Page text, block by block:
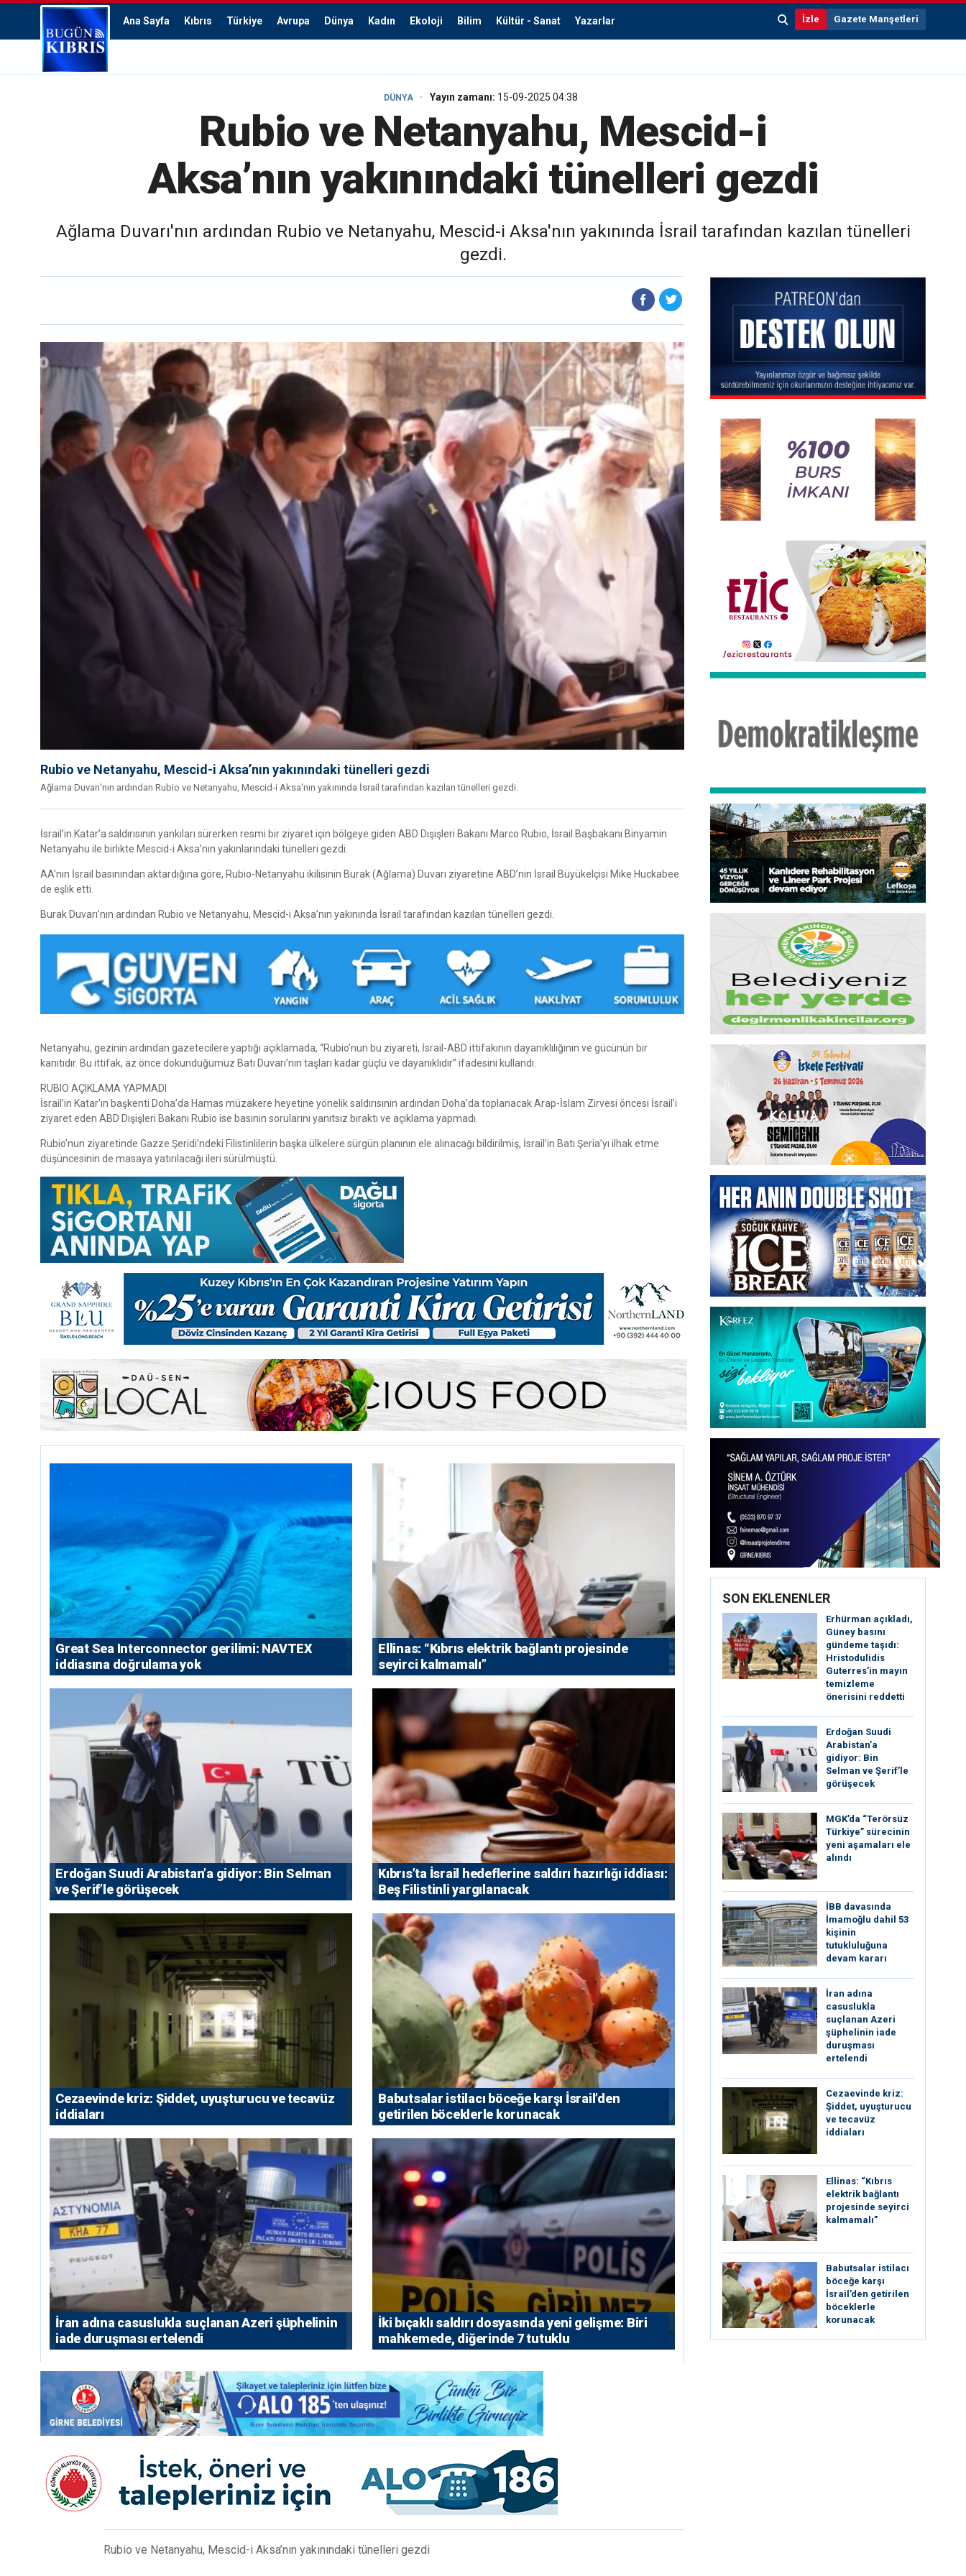
Ana Sayfa Kıbrıs Türkiye Avrupa Dünya Kadın Ekoloji Bilim Kültür - Sanat Yazarlar İzle Gazete Manşetleri
DÜNYA Yayın zamanı: 15-09-2025 04:38
Rubio ve Netanyahu, Mescid-i
Aksa’nın yakınındaki tünelleri gezdi
Ağlama Duvarı'nın ardından Rubio ve Netanyahu, Mescid-i Aksa'nın yakınında İsrail tarafından kazılan tünelleri
gezdi.
Rubio ve Netanyahu, Mescid-i Aksa’nın yakınındaki tünelleri gezdi
Ağlama Duvarı'nın ardından Rubio ve Netanyahu, Mescid-i Aksa'nın yakınında İsrail tarafından kazılan tünelleri gezdi.
İsrail’in Katar’a saldırısının yankıları sürerken resmi bir ziyaret için bölgeye giden ABD Dışişleri Bakanı Marco Rubio, İsrail Başbakanı Binyamin
Netanyahu ile birlikte Mescid-i Aksa’nın yakınlarındaki tünelleri gezdi.
AA’nın İsrail basınından aktardığına göre, Rubio-Netanyahu ikilisinin Burak (Ağlama) Duvarı ziyaretine ABD’nin İsrail Büyükelçisi Mike Huckabee
de eşlik etti.
Burak Duvarı’nın ardından Rubio ve Netanyahu, Mescid-i Aksa’nın yakınında İsrail tarafından kazılan tünelleri gezdi.
Netanyahu, gezinin ardından gazetecilere yaptığı açıklamada, “Rubio’nun bu ziyareti, İsrail-ABD ittifakının dayanıklılığının ve gücünün bir
kanıtıdır. Bu ittifak, az önce dokunduğumuz Batı Duvarı’nın taşları kadar güçlü ve dayanıklıdır” ifadesini kullandı.
RUBIO AÇIKLAMA YAPMADI
İsrail’in Katar’ın başkenti Doha’da Hamas müzakere heyetine yönelik saldırısının ardından Doha’da toplanacak Arap-İslam Zirvesi öncesi İsrail’i
ziyaret eden ABD Dışişleri Bakanı Rubio ise basının sorularını yanıtsız bıraktı ve açıklama yapmadı.
Rubio’nun ziyaretinde Gazze Şeridi’ndeki Filistinlilerin başka ülkelere sürgün planının ele alınacağı bildirilmiş, İsrail’in Batı Şeria’yı ilhak etme
düşüncesinin de masaya yatırılacağı ileri sürülmüştü.
Great Sea Interconnector gerilimi: NAVTEX
iddiasına doğrulama yok
Ellinas: “Kıbrıs elektrik bağlantı projesinde
seyirci kalmamalı”
Erdoğan Suudi Arabistan’a gidiyor: Bin Selman
ve Şerif’le görüşecek
Kıbrıs’ta İsrail hedeflerine saldırı hazırlığı iddiası:
Beş Filistinli yargılanacak
Cezaevinde kriz: Şiddet, uyuşturucu ve tecavüz
iddiaları
Babutsalar istilacı böceğe karşı İsrail’den
getirilen böceklerle korunacak
İran adına casuslukla suçlanan Azeri şüphelinin
iade duruşması ertelendi
İki bıçaklı saldırı dosyasında yeni gelişme: Biri
mahkemede, diğerinde 7 tutuklu
Rubio ve Netanyahu, Mescid-i Aksa’nın yakınındaki tünelleri gezdi
SON EKLENENLER
Erhürman açıkladı,
Güney basını
gündeme taşıdı:
Hristodulidis
Guterres’in mayın
temizleme
önerisini reddetti
Erdoğan Suudi
Arabistan’a
gidiyor: Bin
Selman ve Şerif’le
görüşecek
MGK’da “Terörsüz
Türkiye” sürecinin
yeni aşamaları ele
alındı
İBB davasında
İmamoğlu dahil 53
kişinin
tutukluluğuna
devam kararı
İran adına
casuslukla
suçlanan Azeri
şüphelinin iade
duruşması
ertelendi
Cezaevinde kriz:
Şiddet, uyuşturucu
ve tecavüz
iddiaları
Ellinas: “Kıbrıs
elektrik bağlantı
projesinde seyirci
kalmamalı”
Babutsalar istilacı
böceğe karşı
İsrail’den getirilen
böceklerle
korunacak